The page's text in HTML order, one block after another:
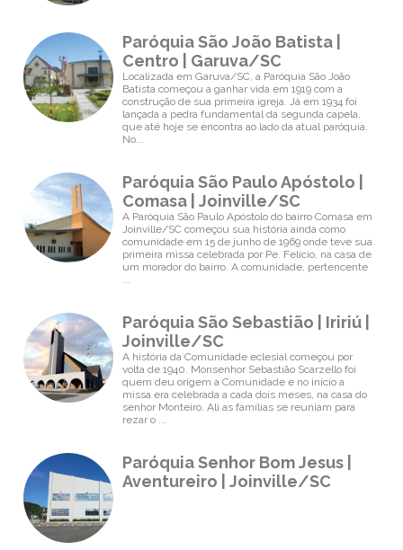
Paróquia São João Batista |
Centro | Garuva/SC
Localizada em Garuva/SC, a Paróquia São João
Batista começou a ganhar vida em 1919 com a
construção de sua primeira igreja. Já em 1934 foi
lançada a pedra fundamental da segunda capela,
que até hoje se encontra ao lado da atual paróquia.
No...
Paróquia São Paulo Apóstolo |
Comasa | Joinville/SC
A Paróquia São Paulo Apóstolo do bairro Comasa em
Joinville/SC começou sua história ainda como
comunidade em 15 de junho de 1969 onde teve sua
primeira missa celebrada por Pe. Felício, na casa de
um morador do bairro. A comunidade, pertencente
...
Paróquia São Sebastião | Iririú |
Joinville/SC
A história da Comunidade eclesial começou por
volta de 1940. Monsenhor Sebastião Scarzello foi
quem deu origem a Comunidade e no início a
missa era celebrada a cada dois meses, na casa do
senhor Monteiro. Ali as famílias se reuniam para
rezar o ...
Paróquia Senhor Bom Jesus |
Aventureiro | Joinville/SC